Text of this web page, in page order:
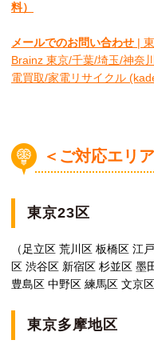
料）
メールでのお問い合わせ |
Brainz 東京/千葉/埼玉/神奈
電買取/家電リサイクル
＜ご対応エリ
東京23区
（足立区 荒川区 板橋区 江
区 渋谷区 新宿区 杉並区 墨
豊島区 中野区 練馬区 文京
東京多摩地区